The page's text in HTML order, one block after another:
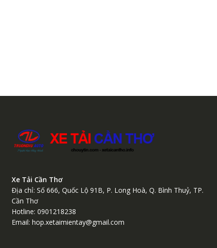
Xe Tải Cần Thơ
Địa chỉ: Số 666, Quốc Lộ 91B, P. Long Hoà, Q. Bình Thuỷ, TP.
Cần Thơ
Hotline: 0901218238
Email: hop.xetaimientay@gmail.com